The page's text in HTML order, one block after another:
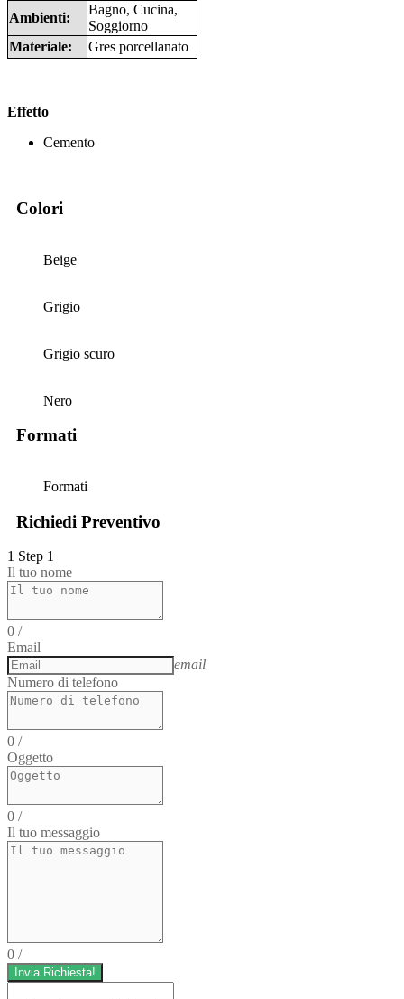
Ambienti:
Bagno, Cucina,
Soggiorno
Materiale:
Gres porcellanato
Effetto
Cemento
Colori
Beige
Grigio
Grigio scuro
Nero
Formati
Formati
Richiedi Preventivo
1 Step 1
Il tuo nome
0 /
Email
email
Numero di telefono
0 /
Oggetto
0 /
Il tuo messaggio
0 /
Invia Richiesta!